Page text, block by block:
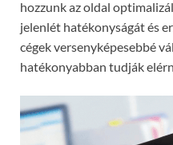
hozzunk az oldal
jelenlét hatékonyságát és
cégek versenyképesebbé
hatékonyabban tudják